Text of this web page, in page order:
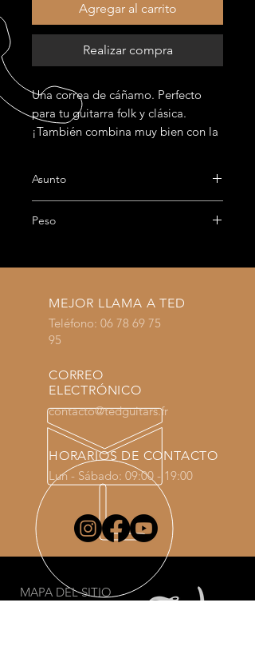
Agregar al carrito
Realizar compra
Una correa de cáñamo. Perfecto
para tu guitarra folk y clásica.
¡También combina muy bien con la
Asunto
Peso
MEJOR LLAMA A TED
Teléfono: 06 78 69 75
95
CORREO
ELECTRÓNICO
contacto@tedguitars.fr
HORARIOS DE CONTACTO
Lun - Sábado: 09:00 - 19:00
MAPA DEL SITIO